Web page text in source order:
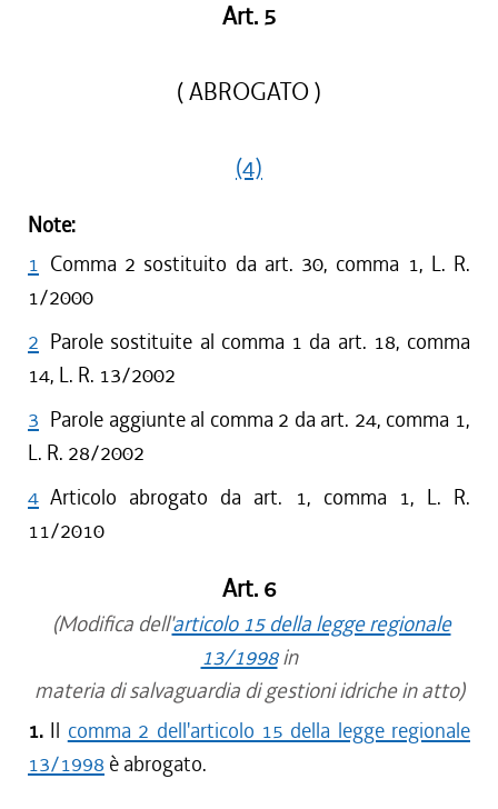
Art. 5
( ABROGATO )
(4)
Note:
1 Comma 2 sostituito da art. 30, comma 1, L. R.
1/2000
2 Parole sostituite al comma 1 da art. 18, comma
14, L. R. 13/2002
3 Parole aggiunte al comma 2 da art. 24, comma 1,
L. R. 28/2002
4 Articolo abrogato da art. 1, comma 1, L. R.
11/2010
Art. 6
(Modifica dell'articolo 15 della legge regionale
13/1998in
materia di salvaguardia di gestioni idriche in atto)
1. Il comma 2 dell'articolo 15 della legge regionale
13/1998 è abrogato.